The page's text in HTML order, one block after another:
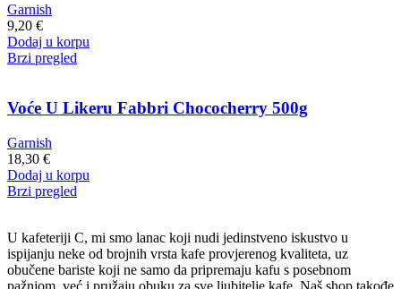
Garnish
9,20 €
Dodaj u korpu
Brzi pregled
Voće U Likeru Fabbri Chococherry 500g
Garnish
18,30 €
Dodaj u korpu
Brzi pregled
U kafeteriji C, mi smo lanac koji nudi jedinstveno iskustvo u
ispijanju neke od brojnih vrsta kafe provjerenog kvaliteta, uz
obučene bariste koji ne samo da pripremaju kafu s posebnom
pažnjom, već i pružaju obuku za sve ljubitelje kafe. Naš shop takođe